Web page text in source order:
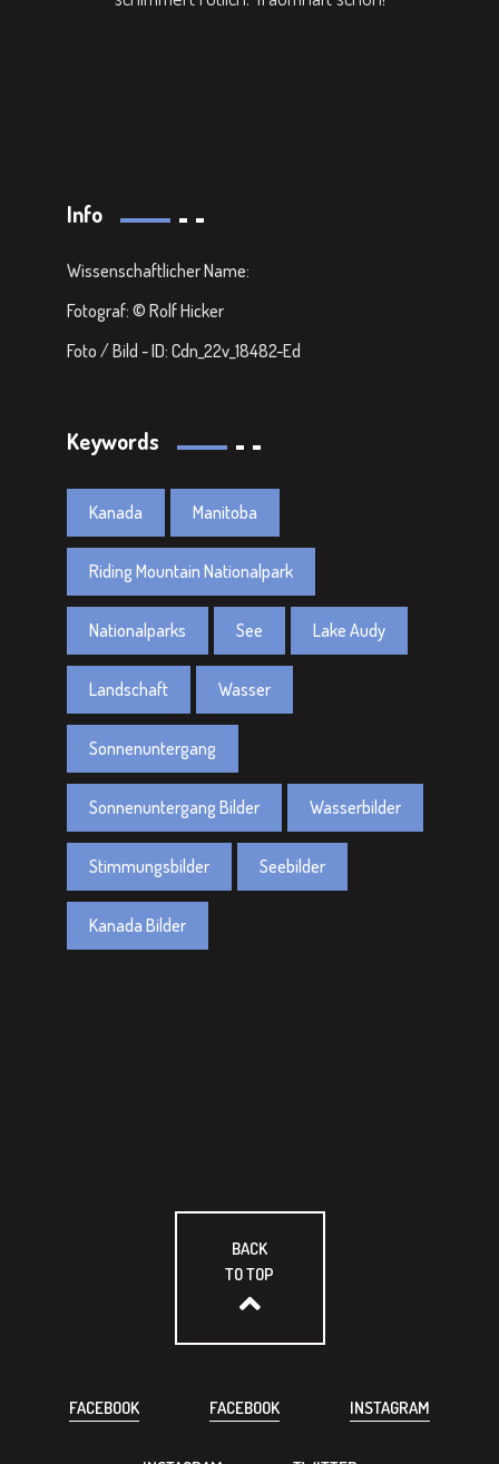
Info
Wissenschaftlicher Name:
Fotograf: © Rolf Hicker
Foto / Bild - ID: Cdn_22v_18482-Ed
Keywords
Kanada Manitoba
Riding Mountain Nationalpark
Nationalparks See Lake Audy
Landschaft Wasser
Sonnenuntergang
Sonnenuntergang Bilder Wasserbilder
Stimmungsbilder Seebilder
Kanada Bilder
BACK
TO TOP
FACEBOOK FACEBOOK INSTAGRAM